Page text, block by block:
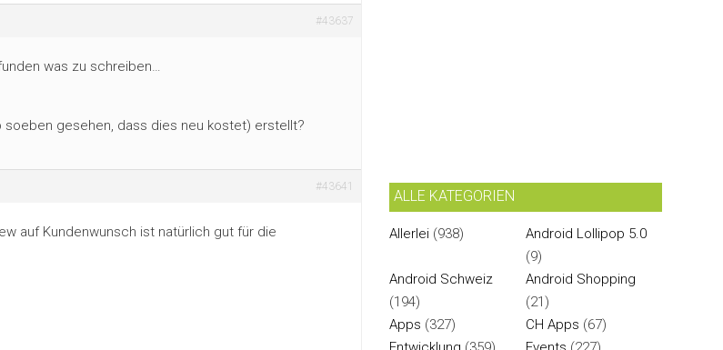
#43637
was zu schreiben…
soeben gesehen, dass dies neu kostet) erstellt?
#43641
auf Kundenwunsch ist natürlich gut für die
ALLE KATEGORIEN
Allerlei (938)
Android Lollipop 5.0
(9)
Android Schweiz
(194)
Android Shopping
(21)
Apps (327) CH Apps (67)